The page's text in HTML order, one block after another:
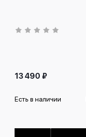
13 490 ₽
Есть в наличии